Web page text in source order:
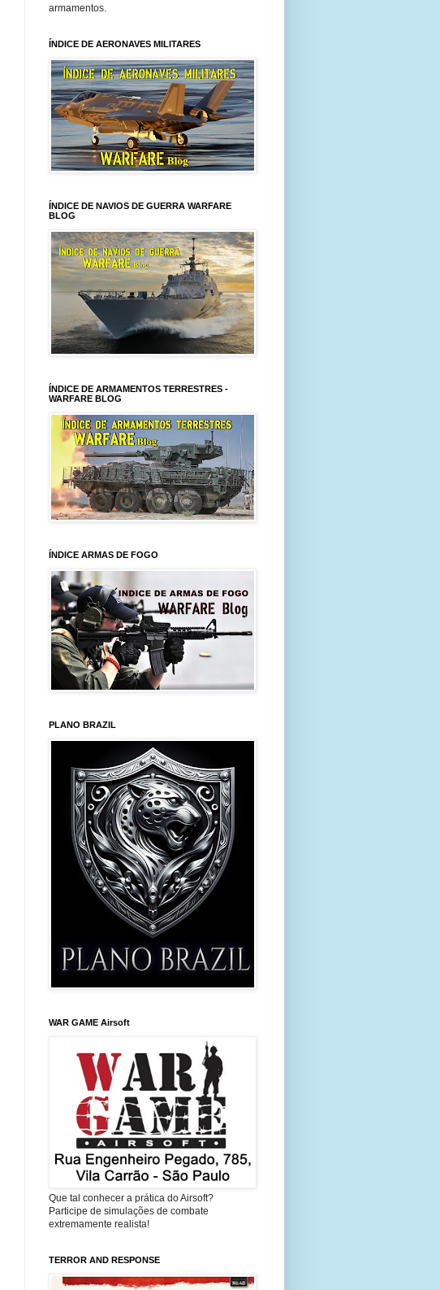
armamentos.
ÍNDICE DE AERONAVES MILITARES
ÍNDICE DE NAVIOS DE GUERRA WARFARE
BLOG
ÍNDICE DE ARMAMENTOS TERRESTRES -
WARFARE BLOG
ÍNDICE ARMAS DE FOGO
PLANO BRAZIL
WAR GAME Airsoft
Que tal conhecer a prática do Airsoft?
Participe de simulações de combate
extremamente realista!
TERROR AND RESPONSE